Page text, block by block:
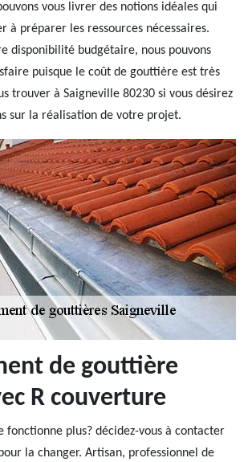
vous livrer des notions idéales qui
à préparer les ressources nécessaires.
disponibilité budgétaire, nous pouvons
puisque le coût de gouttière est très
trouver à Saigneville 80230 si vous désirez
sur la réalisation de votre projet.
de gouttière
R couverture
fonctionne plus? décidez-vous à contacter
la changer. Artisan, professionnel de